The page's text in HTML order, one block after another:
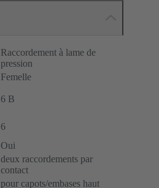
Raccordement à lame de
pression
Femelle
6 B
6
Oui
deux raccordements par
contact
pour capots/embases haut